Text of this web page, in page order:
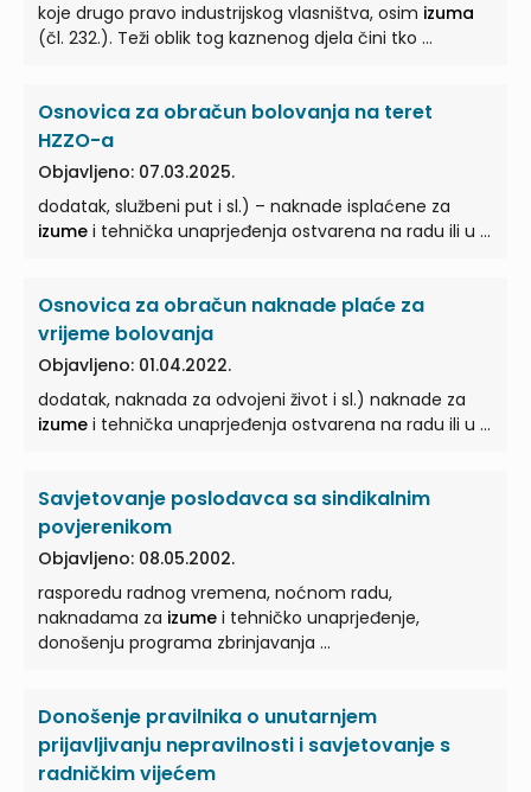
koje drugo pravo industrijskog vlasništva, osim izuma
(čl. 232.). Teži oblik tog kaznenog djela čini tko ...
Osnovica za obračun bolovanja na teret
HZZO-a
Objavljeno: 07.03.2025.
dodatak, službeni put i sl.) – naknade isplaćene za
izume i tehnička unaprjeđenja ostvarena na radu ili u ...
Osnovica za obračun naknade plaće za
vrijeme bolovanja
Objavljeno: 01.04.2022.
dodatak, naknada za odvojeni život i sl.) naknade za
izume i tehnička unaprjeđenja ostvarena na radu ili u ...
Savjetovanje poslodavca sa sindikalnim
povjerenikom
Objavljeno: 08.05.2002.
rasporedu radnog vremena, noćnom radu,
naknadama za izume i tehničko unaprjeđenje,
donošenju programa zbrinjavanja ...
Donošenje pravilnika o unutarnjem
prijavljivanju nepravilnosti i savjetovanje s
radničkim vijećem